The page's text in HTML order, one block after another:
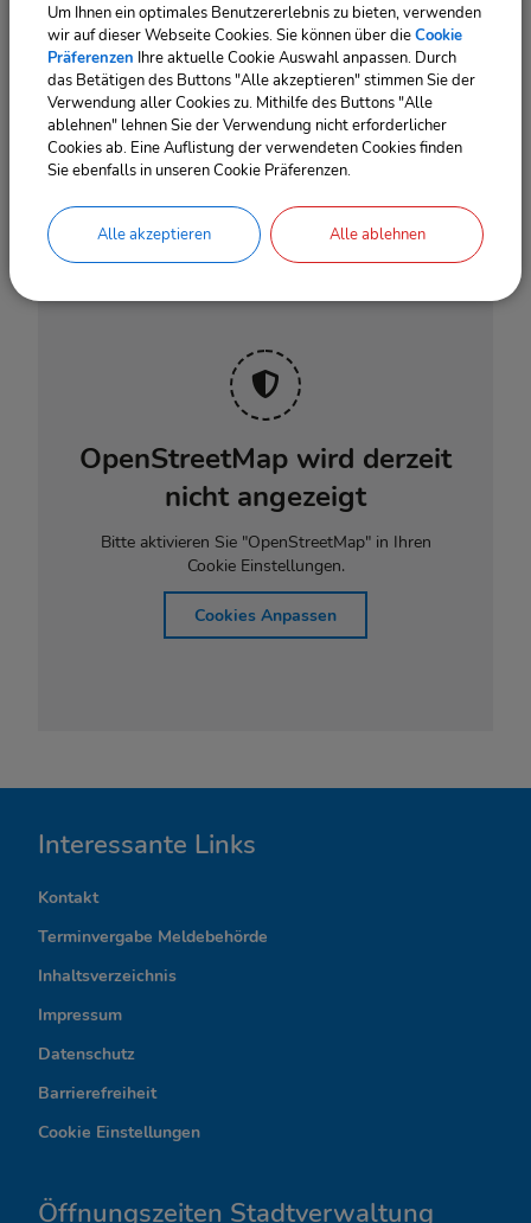
Termine
16.08.2026 10:00‐ 11:00Uhr
06.09.2026 10:00‐ 11:00
OpenStreetMap wird derzeit
nicht angezeigt
Bitte aktivieren Sie "OpenStreetMap" in Ihren
Cookie Einstellungen.
Cookies Anpassen
I
n
t
e
r
e
s
a
Interessante Links
Kontakt
Terminvergabe Meldebehörde
Inhaltsverzeichnis
Impressum
Datenschutz
Barrierefreiheit
Cookie Einstellungen
Öffnungszeiten Stadtverwaltung
Um Ihnen ein optimales Benutzererlebnis zu bieten, verwenden
wir auf dieser Webseite Cookies. Sie können über dieCookie
Präferenzen Ihre aktuelle Cookie Auswahl anpassen. Durch
das Betätigen des Buttons "Alle akzeptieren" stimmen Sie der
Verwendung aller Cookies zu. Mithilfe des Buttons "Alle
ablehnen" lehnen Sie der Verwendung nicht erforderlicher
Cookies ab. Eine Auflistung der verwendeten Cookies finden
Sie ebenfalls in unseren Cookie Präferenzen.
Alle akzeptieren Alle ablehnen